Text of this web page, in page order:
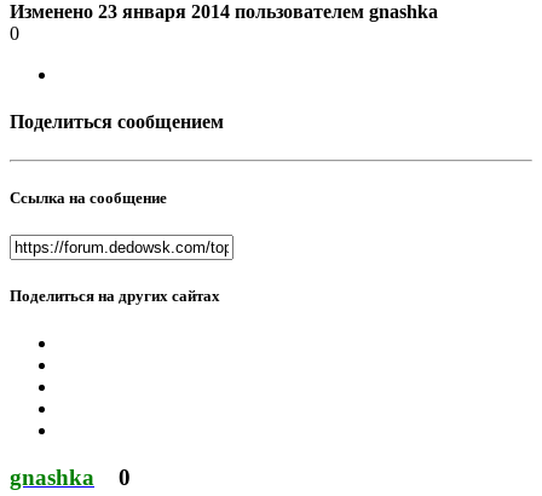
Изменено 23 января 2014 пользователем gnashka
0
Поделиться сообщением
Ссылка на сообщение
Поделиться на других сайтах
gnashka 0